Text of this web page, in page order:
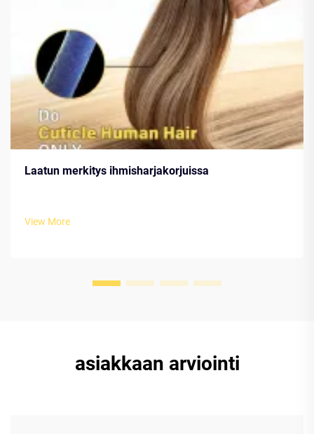
Laatun merkitys ihmisharjakorjuissa
View More
asiakkaan arviointi